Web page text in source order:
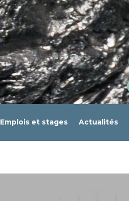
Emplois et stages Actualités